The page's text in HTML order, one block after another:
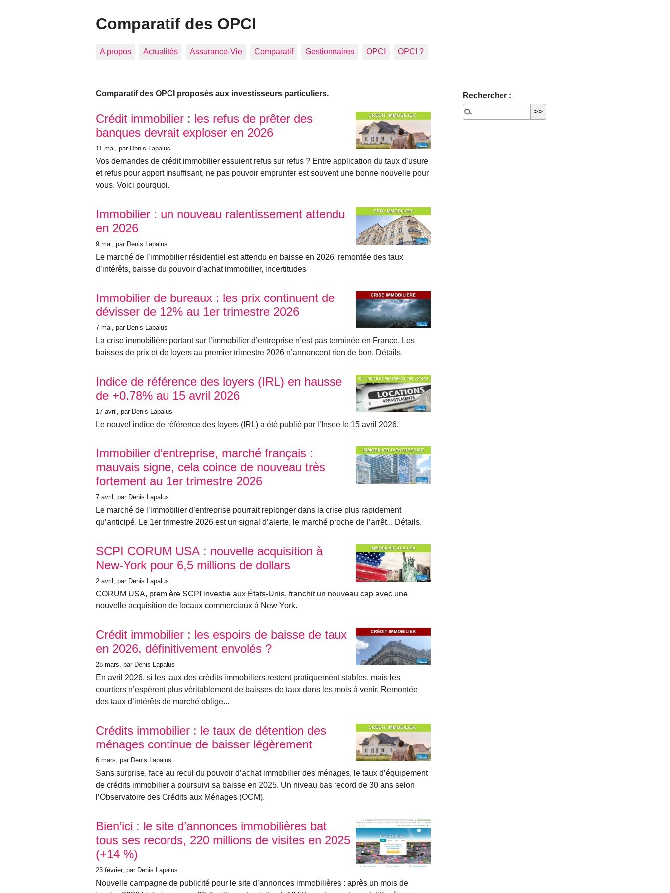
Comparatif des OPCI
A propos Actualités Assurance-Vie Comparatif Gestionnaires OPCI OPCI ?
Comparatif des OPCI proposés aux investisseurs particuliers.
Articles les plus récents
Crédit immobilier : les refus de prêter des
banques devrait exploser en 2026
11 mai , par Denis Lapalus
Vos demandes de crédit immobilier essuient refus sur refus ? Entre application du taux d’usure
et refus pour apport insuffisant, ne pas pouvoir emprunter est souvent une bonne nouvelle pour
vous. Voici pourquoi.
Immobilier : un nouveau ralentissement attendu
en 2026
9 mai , par Denis Lapalus
Le marché de l’immobilier résidentiel est attendu en baisse en 2026, remontée des taux
d’intérêts, baisse du pouvoir d’achat immobilier, incertitudes
Immobilier de bureaux : les prix continuent de
dévisser de 12% au 1er trimestre 2026
7 mai , par Denis Lapalus
La crise immobilière portant sur l’immobilier d’entreprise n’est pas terminée en France. Les
baisses de prix et de loyers au premier trimestre 2026 n’annoncent rien de bon. Détails.
Indice de référence des loyers (IRL) en hausse
de +0.78% au 15 avril 2026
17 avril , par Denis Lapalus
Le nouvel indice de référence des loyers (IRL) a été publié par l’Insee le 15 avril 2026.
Immobilier d’entreprise, marché français :
mauvais signe, cela coince de nouveau très
fortement au 1er trimestre 2026
7 avril , par Denis Lapalus
Le marché de l’immobilier d’entreprise pourrait replonger dans la crise plus rapidement
qu’anticipé. Le 1er trimestre 2026 est un signal d’alerte, le marché proche de l’arrêt... Détails.
SCPI CORUM USA : nouvelle acquisition à
New-York pour 6,5 millions de dollars
2 avril , par Denis Lapalus
CORUM USA, première SCPI investie aux États-Unis, franchit un nouveau cap avec une
nouvelle acquisition de locaux commerciaux à New York.
Crédit immobilier : les espoirs de baisse de taux
en 2026, définitivement envolés ?
28 mars , par Denis Lapalus
En avril 2026, si les taux des crédits immobiliers restent pratiquement stables, mais les
courtiers n’espèrent plus véritablement de baisses de taux dans les mois à venir. Remontée
des taux d’intérêts de marché oblige...
Crédits immobilier : le taux de détention des
ménages continue de baisser légèrement
6 mars , par Denis Lapalus
Sans surprise, face au recul du pouvoir d’achat immobilier des ménages, le taux d’équipement
de crédits immobilier a poursuivi sa baisse en 2025. Un niveau bas record de 30 ans selon
l’Observatoire des Crédits aux Ménages (OCM).
Bien’ici : le site d’annonces immobilières bat
tous ses records, 220 millions de visites en 2025
(+14 %)
23 février, par Denis Lapalus
Nouvelle campagne de publicité pour le site d’annonces immobilières : après un mois de
Rechercher :